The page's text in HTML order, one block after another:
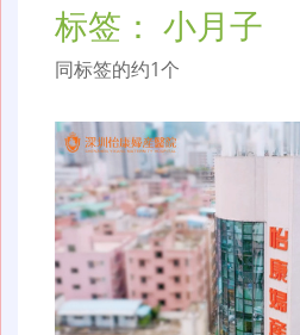
标签： 小月子
同标签的约1个